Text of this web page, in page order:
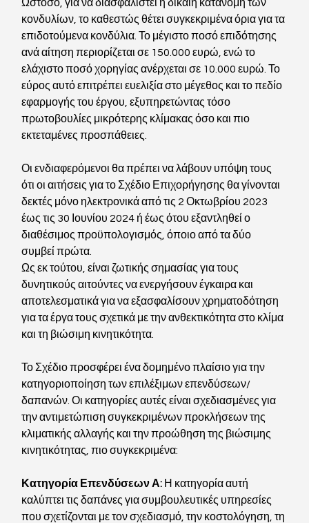
Ωστόσο, για να διασφαλιστεί η δίκαιη κατανομή των
κονδυλίων, το καθεστώς θέτει συγκεκριμένα όρια για τα
επιδοτούμενα κονδύλια. Το μέγιστο ποσό επιδότησης
ανά αίτηση περιορίζεται σε 150.000 ευρώ, ενώ το
ελάχιστο ποσό χορηγίας ανέρχεται σε 10.000 ευρώ. Το
εύρος αυτό επιτρέπει ευελιξία στο μέγεθος και το πεδίο
εφαρμογής του έργου, εξυπηρετώντας τόσο
πρωτοβουλίες μικρότερης κλίμακας όσο και πιο
εκτεταμένες προσπάθειες.
Οι ενδιαφερόμενοι θα πρέπει να λάβουν υπόψη τους
ότι οι αιτήσεις για το Σχέδιο Επιχορήγησης θα γίνονται
δεκτές μόνο ηλεκτρονικά από τις 2 Οκτωβρίου 2023
έως τις 30 Ιουνίου 2024 ή έως ότου εξαντληθεί ο
διαθέσιμος προϋπολογισμός, όποιο από τα δύο
συμβεί πρώτα.
Ως εκ τούτου, είναι ζωτικής σημασίας για τους
δυνητικούς αιτούντες να ενεργήσουν έγκαιρα και
αποτελεσματικά για να εξασφαλίσουν χρηματοδότηση
για τα έργα τους σχετικά με την ανθεκτικότητα στο κλίμα
και τη βιώσιμη κινητικότητα.
Το Σχέδιο προσφέρει ένα δομημένο πλαίσιο για την
κατηγοριοποίηση των επιλέξιμων επενδύσεων/
δαπανών. Οι κατηγορίες αυτές είναι σχεδιασμένες για
την αντιμετώπιση συγκεκριμένων προκλήσεων της
κλιματικής αλλαγής και την προώθηση της βιώσιμης
κινητικότητας, πιο συγκεκριμένα:
Κατηγορία Επενδύσεων Α: Η κατηγορία αυτή
καλύπτει τις δαπάνες για συμβουλευτικές υπηρεσίες
που σχετίζονται με τον σχεδιασμό, την κοστολόγηση, τη